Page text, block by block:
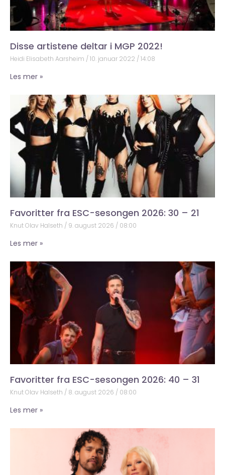
Disse artistene deltar i MGP 2022!
Heidi Elisabeth Aarsheim 10. januar 2022 14:08
Les mer »
Favoritter fra ESC-sesongen 2026: 30 – 21
Knut Olav Halseth 9. august 2026 08:00
Les mer »
Favoritter fra ESC-sesongen 2026: 40 – 31
Knut Olav Halseth 8. august 2026 08:00
Les mer »